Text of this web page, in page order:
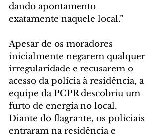
dando apontamento
exatamente naquele local.”
Apesar de os moradores
inicialmente negarem qualquer
irregularidade e recusarem o
acesso da polícia à residência, a
equipe da PCPR descobriu um
furto de energia no local.
Diante do flagrante, os policiais
entraram na residência e